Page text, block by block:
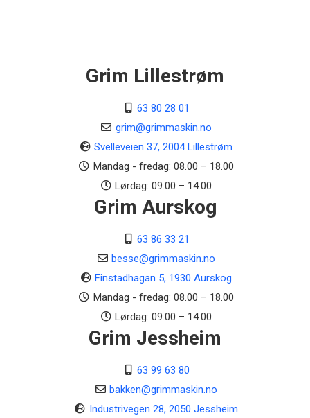
Grim Lillestrøm
63 80 28 01
grim@grimmaskin.no
Svelleveien 37, 2004 Lillestrøm
Mandag - fredag: 08.00 – 18.00
Lørdag: 09.00 – 14.00
Grim Aurskog
63 86 33 21
besse@grimmaskin.no
Finstadhagan 5, 1930 Aurskog
Mandag - fredag: 08.00 – 18.00
Lørdag: 09.00 – 14.00
Grim Jessheim
63 99 63 80
bakken@grimmaskin.no
Industrivegen 28, 2050 Jessheim